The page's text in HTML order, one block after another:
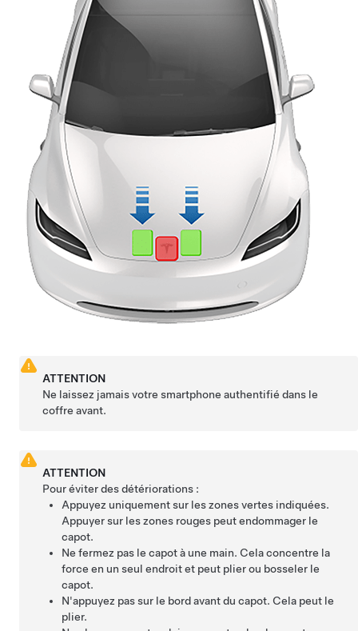
ATTENTION
Ne laissez jamais votre smartphone authentifié dans le
coffre avant.
ATTENTION
Pour éviter des détériorations :
Appuyez uniquement sur les zones vertes indiquées.
Appuyer sur les zones rouges peut endommager le
capot.
Ne fermez pas le capot à une main. Cela concentre la
force en un seul endroit et peut plier ou bosseler le
capot.
N'appuyez pas sur le bord avant du capot. Cela peut le
plier.